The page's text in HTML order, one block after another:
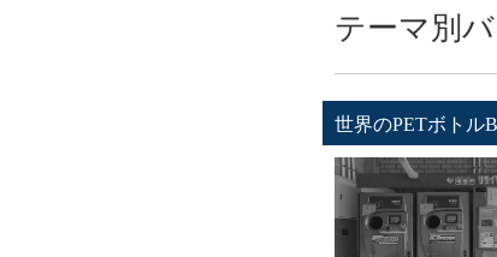
テーマ別
世界のPETボトル